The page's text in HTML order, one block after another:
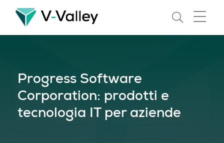
Skip
main
Progress Software
Corporation: prodotti e
tecnologia IT per aziende